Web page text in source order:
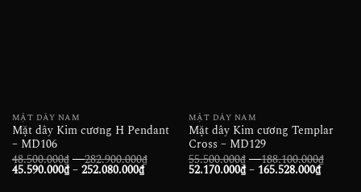
MẶT DÂY NAM
Mặt dây Kim cương H Pendant
– MD106
48.500.000₫ – 282.900.000₫ Khoảng
45.590.000₫ – 252.080.000₫Khoảng
giá:
MẶT DÂY NAM
Mặt dây Kim cương Templar
Cross – MD129
55.500.000₫ – 188.100.000₫
52.170.000₫ – 165.528.000₫Khoảng
giá: